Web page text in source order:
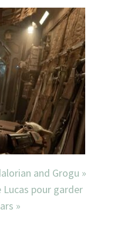
and Grogu »
Lucas pour garder
»